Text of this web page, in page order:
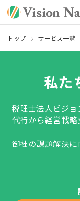
トップ サービス一覧
私た
税理士法人ビジ
代行から経営戦
御社の課題解決